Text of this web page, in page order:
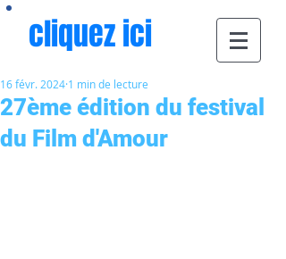
cliquez ici
27ème édition du festival
du Film d'Amour
16 févr. 2024 1 min de lecture